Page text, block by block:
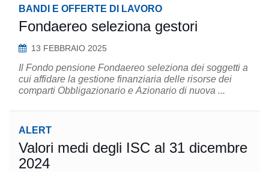
BANDI E OFFERTE DI LAVORO
Fondaereo seleziona gestori
13 FEBBRAIO 2025
Il Fondo pensione Fondaereo seleziona dei soggetti a
cui affidare la gestione finanziaria delle risorse dei
comparti Obbligazionario e Azionario di nuova ...
ALERT
Valori medi degli ISC al 31 dicembre
2024